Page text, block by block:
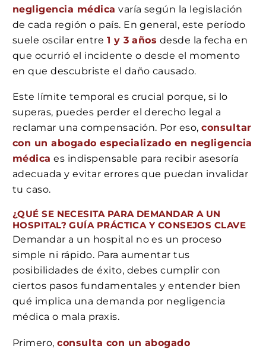
negligencia médica varía según la legislación
de cada región o país. En general, este período
suele oscilar entre 1 y 3 años desde la fecha en
que ocurrió el incidente o desde el momento
en que descubriste el daño causado.
Este límite temporal es crucial porque, si lo
superas, puedes perder el derecho legal a
reclamar una compensación. Por eso,consultar
con un abogado especializado en negligencia
médica es indispensable para recibir asesoría
adecuada y evitar errores que puedan invalidar
tu caso.
¿QUÉ SE NECESITA PARA DEMANDAR A UN
HOSPITAL? GUÍA PRÁCTICA Y CONSEJOS CLAVE
Demandar a un hospital no es un proceso
simple ni rápido. Para aumentar tus
posibilidades de éxito, debes cumplir con
ciertos pasos fundamentales y entender bien
qué implica una demanda por negligencia
médica o mala praxis.
Primero,consulta con un abogado